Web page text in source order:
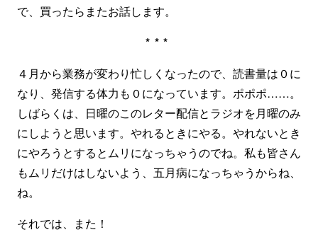
で、買ったらまたお話します。
***
４月から業務が変わり忙しくなったので、読書量は０に
なり、発信する体力も０になっています。ポポポ……。
しばらくは、日曜のこのレター配信とラジオを月曜のみ
にしようと思います。やれるときにやる。やれないとき
にやろうとするとムリになっちゃうのでね。私も皆さん
もムリだけはしないよう、五月病になっちゃうからね、
ね。
それでは、また！